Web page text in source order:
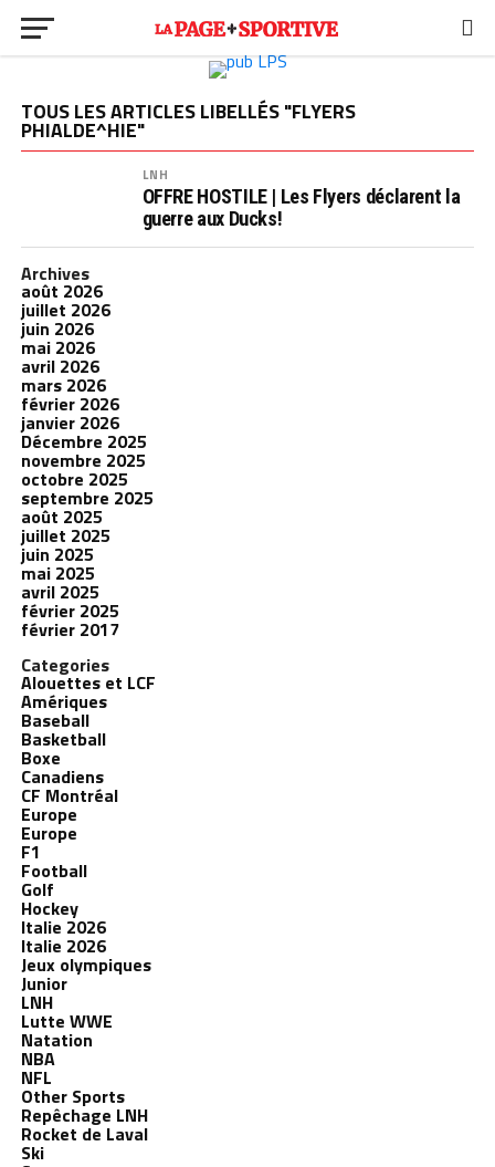
TOUS LES ARTICLES LIBELLÉS "FLYERS
PHIALDE^HIE"
LNH
OFFRE HOSTILE | Les Flyers déclarent la
guerre aux Ducks!
Archives
août 2026
juillet 2026
juin 2026
mai 2026
avril 2026
mars 2026
février 2026
janvier 2026
Décembre 2025
novembre 2025
octobre 2025
septembre 2025
août 2025
juillet 2025
juin 2025
mai 2025
avril 2025
février 2025
février 2017
Categories
Alouettes et LCF
Amériques
Baseball
Basketball
Boxe
Canadiens
CF Montréal
Europe
Europe
F1
Football
Golf
Hockey
Italie 2026
Italie 2026
Jeux olympiques
Junior
LNH
Lutte WWE
Natation
NBA
NFL
Other Sports
Repêchage LNH
Rocket de Laval
Ski